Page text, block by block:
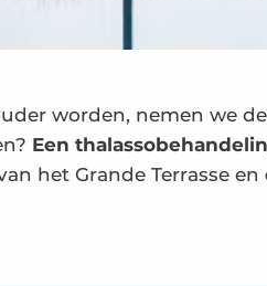
worden, nemen we
Een
het Grande Terrasse en